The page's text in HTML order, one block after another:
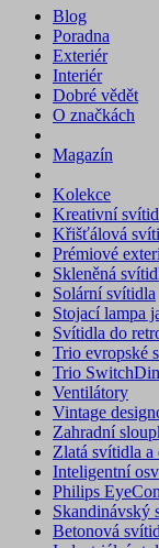
Blog
Poradna
Exteriér
Interiér
Dobré vědět
O značkách
Magazín
Kolekce
Kreativní
Křišťálová
Prémiové
Skleněná
Solární svítidla
Stojací lampa
Svítidla do
Trio evropské
Trio
Ventilátory
Vintage
Zahradní
Zlatá svítidla a
Inteligentní
Philips
Skandinávský
Betonová